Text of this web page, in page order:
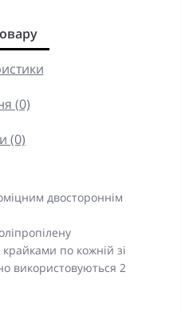
(0)
(0)
двостороннім
по кожній зі
використовуються 2